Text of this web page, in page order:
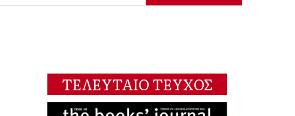
ΤΕΛΕΥΤΑΙΟ ΤΕΥΧΟΣ